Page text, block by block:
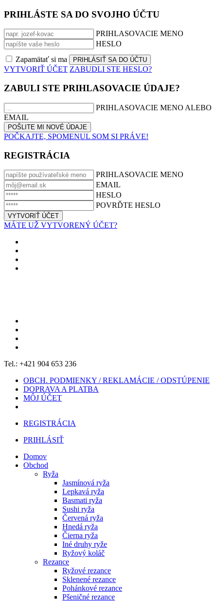
PRIHLÁSTE SA DO SVOJHO ÚČTU
PRIHLASOVACIE MENO
HESLO
Zapamätať si ma
VYTVORIŤ ÚČET ZABUDLI STE HESLO?
ZABULI STE PRIHLASOVACIE ÚDAJE?
PRIHLASOVACIE MENO ALEBO
EMAIL
POČKAJTE, SPOMENUL SOM SI PRÁVE!
REGISTRÁCIA
PRIHLASOVACIE MENO
EMAIL
HESLO
POVRĎTE HESLO
MÁTE UŽ VYTVORENÝ ÚČET?
Tel.: +421 904 653 236
OBCH. PODMIENKY / REKLAMÁCIE / ODSTÚPENIE
DOPRAVA A PLATBA
MÔJ ÚČET
REGISTRÁCIA
PRIHLÁSIŤ
Domov
Obchod
Ryža
Jasmínová ryža
Lepkavá ryža
Basmati ryža
Sushi ryža
Červená ryža
Hnedá ryža
Čierna ryža
Iné druhy ryže
Ryžový koláč
Rezance
Ryžové rezance
Sklenené rezance
Pohánkové rezance
Pšeničné rezance